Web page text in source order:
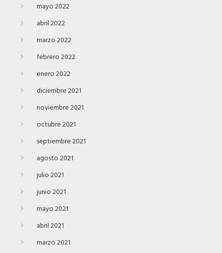
mayo 2022
abril 2022
marzo 2022
febrero 2022
enero 2022
diciembre 2021
noviembre 2021
octubre 2021
septiembre 2021
agosto 2021
julio 2021
junio 2021
mayo 2021
abril 2021
marzo 2021